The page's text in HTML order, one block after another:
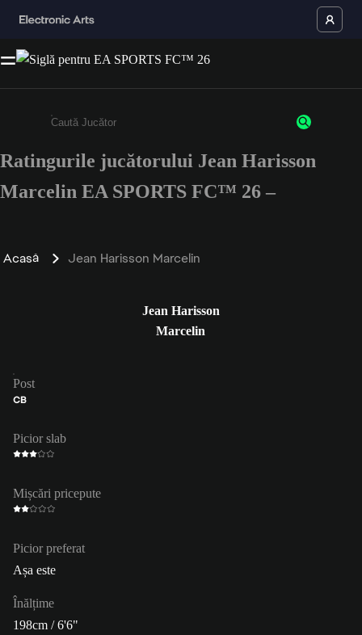
Enter a minimum of 3 characters or numbers
Ratingurile jucătorului Jean Harisson
Marcelin EA SPORTS FC™ 26 –
Acasă Jean Harisson Marcelin
Jean Harisson
Marcelin
Post
CB
Picior slab
Mișcări pricepute
Picior preferat
Așa este
Înălțime
198cm / 6'6"